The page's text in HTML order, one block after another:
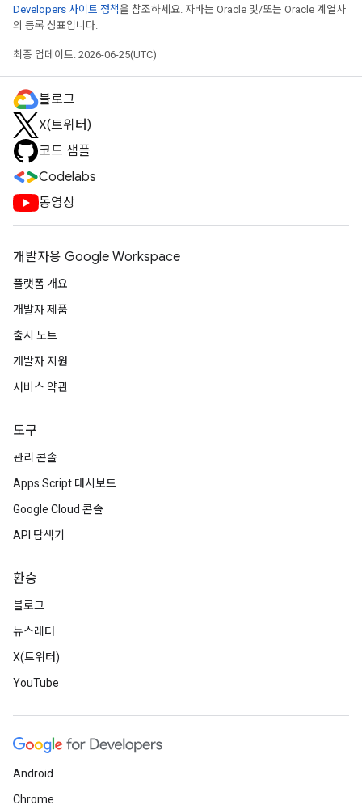
Developers 사이트 정책을 참조하세요. 자바는 Oracle 및/또는 Oracle 계열사
의 등록 상표입니다.
최종 업데이트: 2026-06-25(UTC)
블로그
X(트위터)
코드 샘플
Codelabs
동영상
개발자용 Google Workspace
플랫폼 개요
개발자 제품
출시 노트
개발자 지원
서비스 약관
도구
관리 콘솔
Apps Script 대시보드
Google Cloud 콘솔
API 탐색기
환승
블로그
뉴스레터
X(트위터)
YouTube
Android
Chrome